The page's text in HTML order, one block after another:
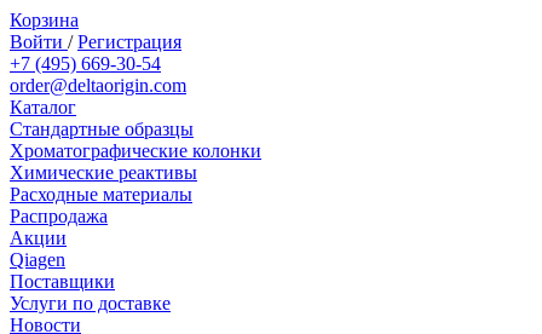
Корзина
Войти /Регистрация
+7 (495) 669-30-54
order@deltaorigin.com
Каталог
Стандартные образцы
Хроматографические колонки
Химические реактивы
Расходные материалы
Распродажа
Акции
Qiagen
Поставщики
Услуги по доставке
Новости